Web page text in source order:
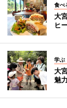
食べ
大
ヒ
学ぶ
大
魅